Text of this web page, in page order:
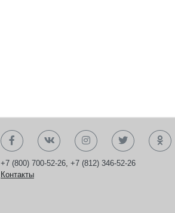
+7 (800) 700-52-26, +7 (812) 346-52-26
Контакты